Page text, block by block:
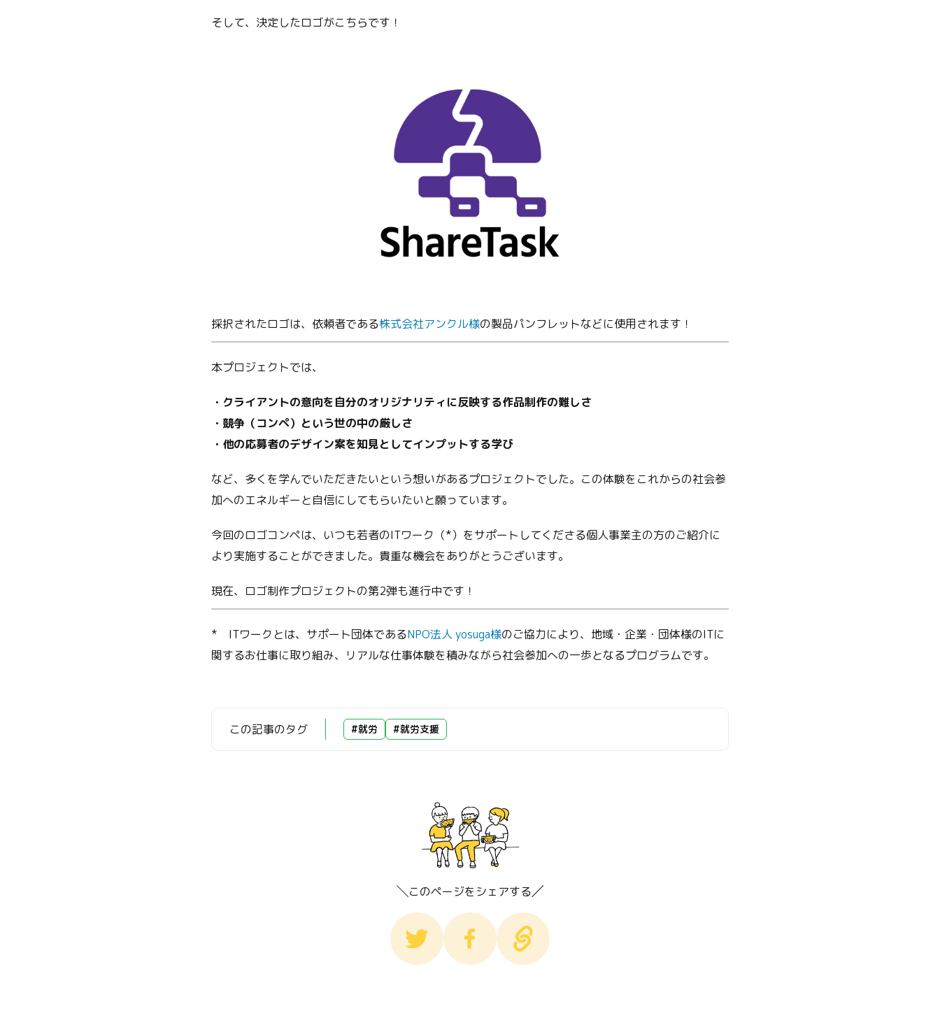
そして、決定したロゴがこちらです！
採択されたロゴは、依頼者である株式会社アンクル様の製品パンフレットなどに使用されます！
本プロジェクトでは、
・クライアントの意向を自分のオリジナリティに反映する作品制作の難しさ
・競争（コンペ）という世の中の厳しさ
・他の応募者のデザイン案を知見としてインプットする学び
など、多くを学んでいただきたいという想いがあるプロジェクトでした。この体験をこれからの社会参
加へのエネルギーと自信にしてもらいたいと願っています。
今回のロゴコンペは、いつも若者のITワーク（*）をサポートしてくださる個人事業主の方のご紹介に
より実施することができました。貴重な機会をありがとうございます。
現在、ロゴ制作プロジェクトの第2弾も進行中です！
* ITワークとは、サポート団体であるNPO法人 yosuga様のご協力により、地域・企業・団体様のITに
関するお仕事に取り組み、リアルな仕事体験を積みながら社会参加への一歩となるプログラムです。
この記事のタグ #就労 #就労支援
このページをシェアする